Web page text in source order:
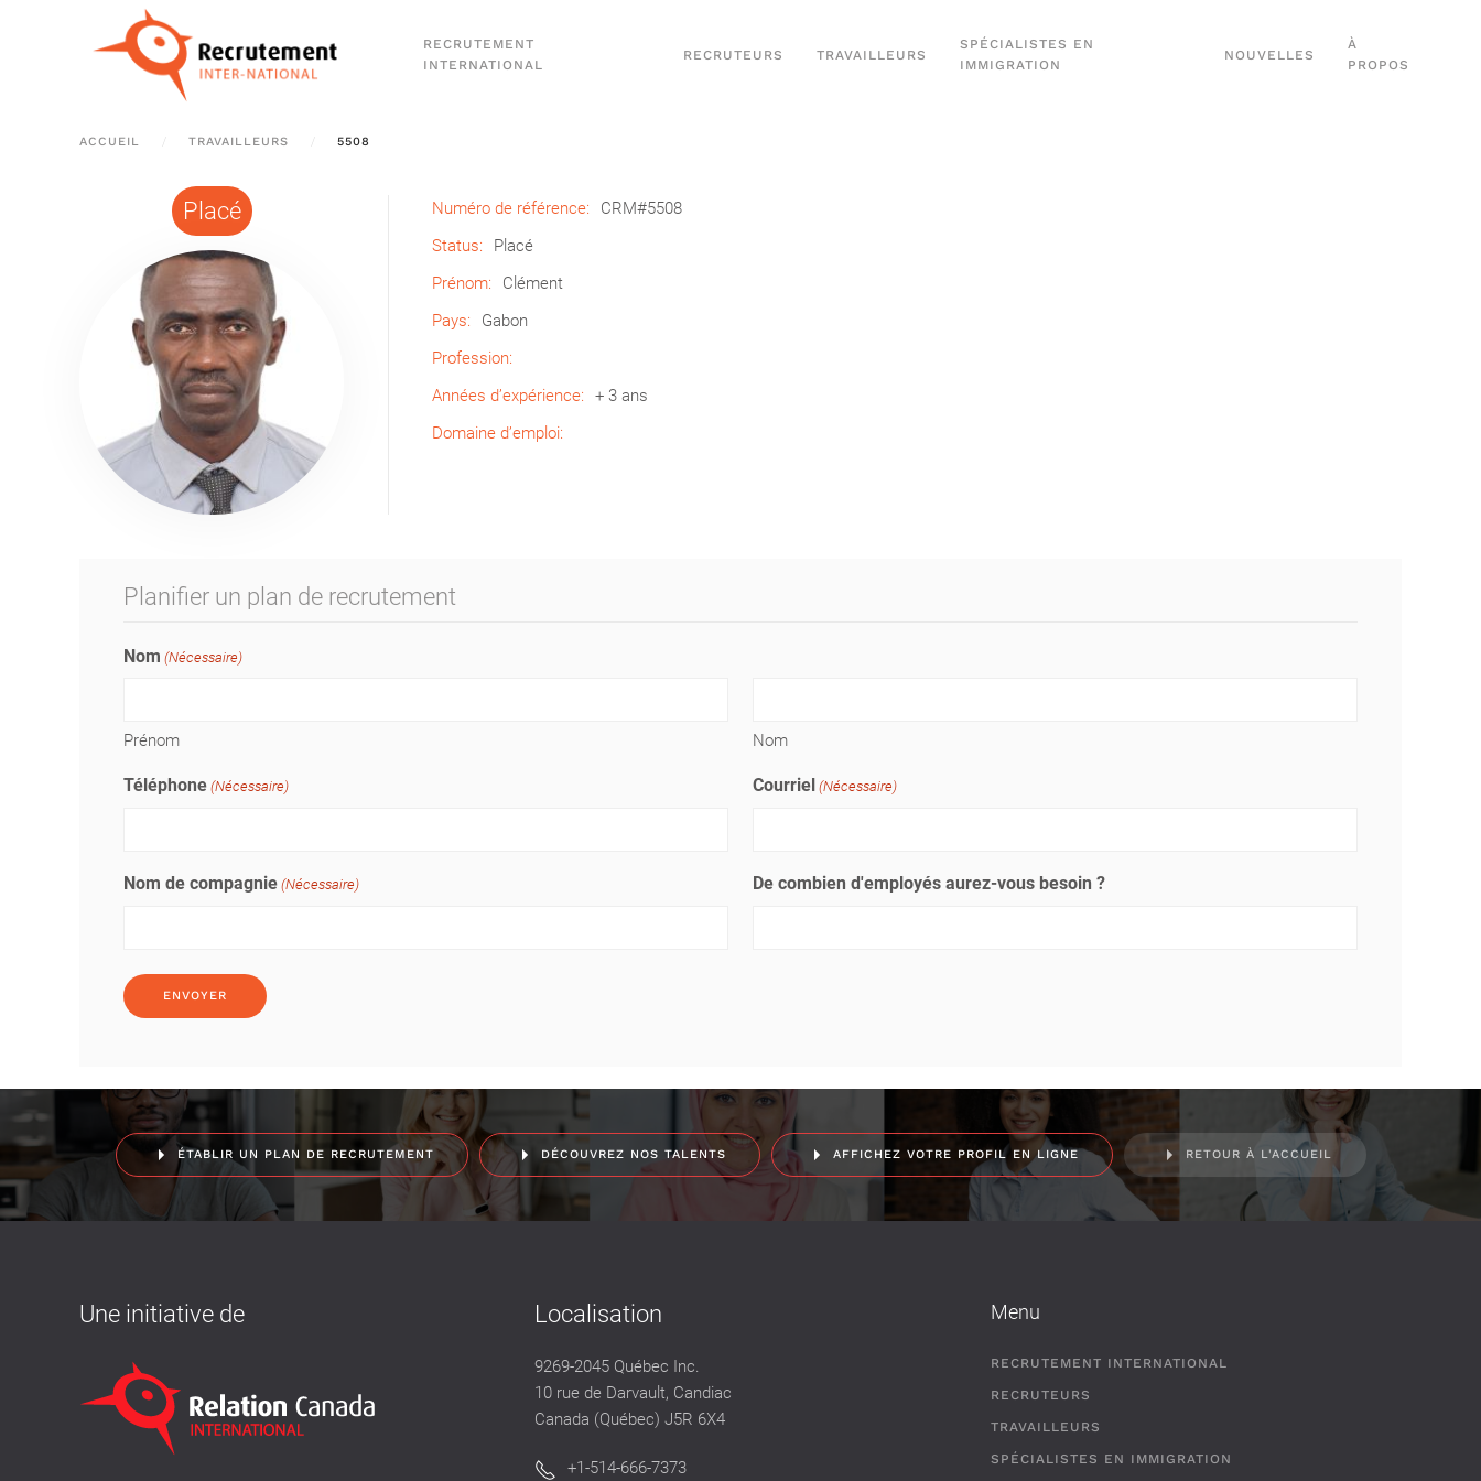
Passer au contenu principal
RECRUTEMENT
INTERNATIONAL
RECRUTEURS TRAVAILLEURS
SPÉCIALISTES EN
IMMIGRATION
NOUVELLES
À
PROPOS
ACCUEIL TRAVAILLEURS 5508
Placé Numéro de référence:
CRM#5508
Status:
Placé
Prénom:
Clément
Pays:
Gabon
Profession:
Années d’expérience:
+ 3 ans
Domaine d’emploi:
Planifier un plan de recrutement
Nom (Nécessaire)
Prénom Nom
Téléphone (Nécessaire) Courriel (Nécessaire)
Nom de compagnie (Nécessaire) De combien d'employés aurez-vous besoin ?
ÉTABLIR UN PLAN DE RECRUTEMENT DÉCOUVREZ NOS TALENTS AFFICHEZ VOTRE PROFIL EN LIGNE RETOUR À L'ACCUEIL
Une initiative de Localisation
9269-2045 Québec Inc.
10 rue de Darvault, Candiac
Canada (Québec) J5R 6X4
+1-514-666-7373
Menu
RECRUTEMENT INTERNATIONAL
RECRUTEURS
TRAVAILLEURS
SPÉCIALISTES EN IMMIGRATION